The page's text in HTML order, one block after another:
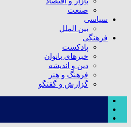
صنعت
سیاسی
بین الملل
فرهنگی
پادکست
خبرهای بانوان
دین و اندیشه
فرهنگ و هنر
گزارش و گفتگو